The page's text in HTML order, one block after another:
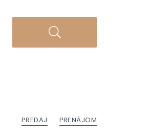
PREDAJ PRENÁJOM